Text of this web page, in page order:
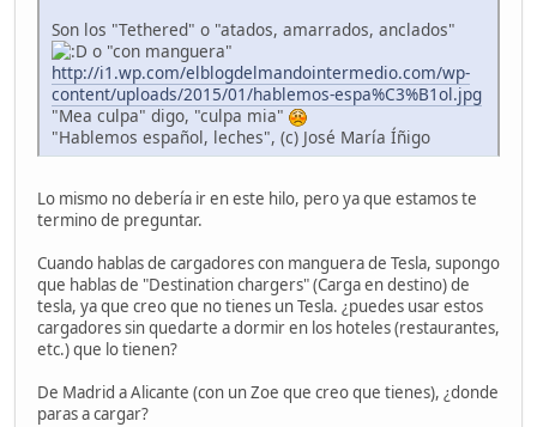
Son los "Tethered" o "atados, amarrados, anclados"
o "con manguera"
http://i1.wp.com/elblogdelmandointermedio.com/wp-
content/uploads/2015/01/hablemos-espa%C3%B1ol.jpg
"Mea culpa" digo, "culpa mia"
"Hablemos español, leches", (c) José María Íñigo
Lo mismo no debería ir en este hilo, pero ya que estamos te
termino de preguntar.
Cuando hablas de cargadores con manguera de Tesla, supongo
que hablas de "Destination chargers" (Carga en destino) de
tesla, ya que creo que no tienes un Tesla. ¿puedes usar estos
cargadores sin quedarte a dormir en los hoteles (restaurantes,
etc.) que lo tienen?
De Madrid a Alicante (con un Zoe que creo que tienes), ¿donde
paras a cargar?